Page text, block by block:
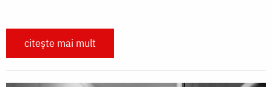
citește mai mult